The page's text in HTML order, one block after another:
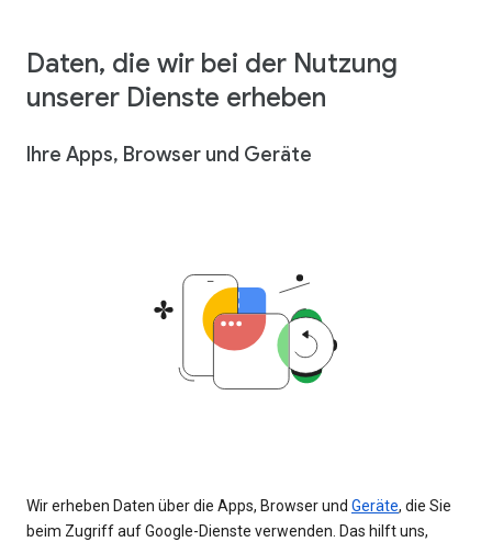
Daten, die wir bei der Nutzung
unserer Dienste erheben
Ihre Apps, Browser und Geräte
Wir erheben Daten über die Apps, Browser und Geräte, die Sie
beim Zugriff auf Google-Dienste verwenden. Das hilft uns,